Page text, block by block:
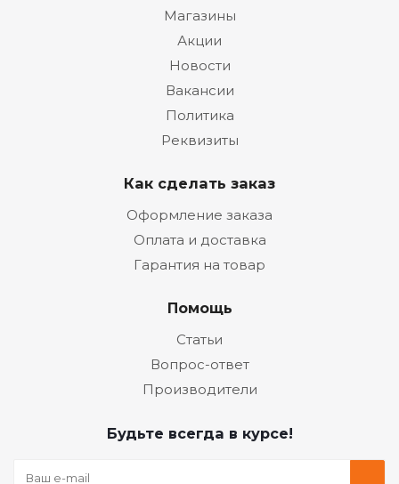
Магазины
Акции
Новости
Вакансии
Политика
Реквизиты
Как сделать заказ
Оформление заказа
Оплата и доставка
Гарантия на товар
Помощь
Статьи
Вопрос-ответ
Производители
Будьте всегда в курсе!